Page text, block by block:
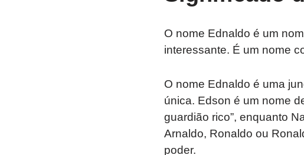
O nome Ednaldo é um
interessante. É um nome
O nome Ednaldo é uma
única. Edson é um nome
guardião rico”, enquanto
Arnaldo, Ronaldo ou
poder.